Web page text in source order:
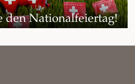
den Nationalfeiertag!